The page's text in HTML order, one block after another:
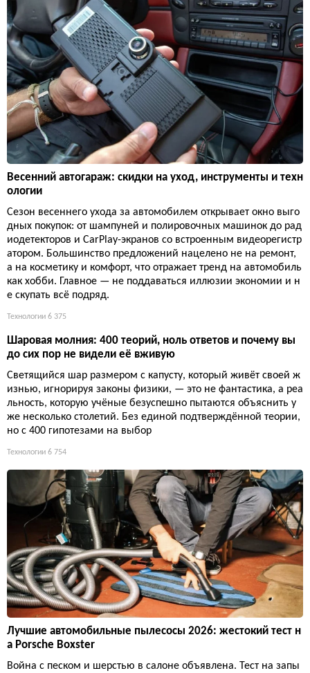
Весенний автогараж: скидки на уход, инструменты и техн
ологии
Сезон весеннего ухода за автомобилем открывает окно выго
дных покупок: от шампуней и полировочных машинок до рад
иодетекторов и CarPlay-экранов со встроенным видеорегистр
атором. Большинство предложений нацелено не на ремонт,
а на косметику и комфорт, что отражает тренд на автомобиль
как хобби. Главное — не поддаваться иллюзии экономии и н
е скупать всё подряд.
Технологии 6 375
Шаровая молния: 400 теорий, ноль ответов и почему вы
до сих пор не видели её вживую
Светящийся шар размером с капусту, который живёт своей ж
изнью, игнорируя законы физики, — это не фантастика, а реа
льность, которую учёные безуспешно пытаются объяснить у
же несколько столетий. Без единой подтверждённой теории,
но с 400 гипотезами на выбор
Технологии 6 754
Лучшие автомобильные пылесосы 2026: жестокий тест н
а Porsche Boxster
Война с песком и шерстью в салоне объявлена. Тест на запы